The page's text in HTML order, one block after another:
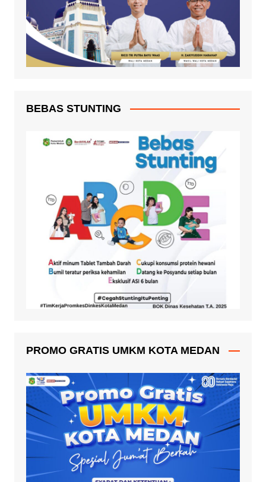
BEBAS STUNTING
PROMO GRATIS UMKM KOTA MEDAN